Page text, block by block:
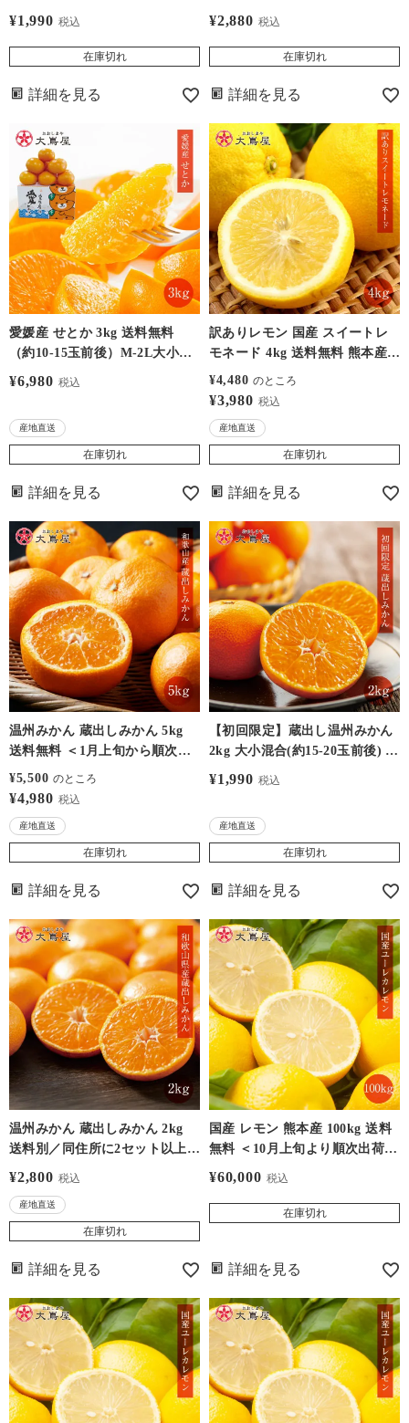
上で送料無料（ご自宅用 ご家庭
コが出てない物もあります）＜
荷＞ ※2箱で送料無料です。1配
文後、送料1,100円（沖縄および
離島は2,000円）を追加いたしま
す。
¥1,990 税込
在庫切れ
詳細を見る
に順次出荷＞ みかん デコポン
大田市場より直送 食品 グルメ
まや）
¥2,880 税込
在庫切れ
詳細を見る
愛媛産 せとか 3kg 送料無料
（約10-15玉前後）M-2L大小サ
イズ混合 ＜2月下旬より出荷予
や）
¥6,980 税込
産地直送
在庫切れ
詳細を見る
訳ありレモン 国産 スイートレ
モネード 4kg 送料無料 熊本産
＜1月上旬より順次出荷＞ ※
傷、ヤケなど有りの訳あり品で
レモン みかん 果物 柑橘 フルー
ツ 農家直送 産地直送 大嶌屋(お
¥4,480 のところ
¥3,980 税込
産地直送
在庫切れ
詳細を見る
温州みかん 蔵出しみかん 5kg
送料無料 ＜1月上旬から順次お
届け＞ 和歌山産 国産 ミカン 柑
橘 フルーツ 果物 大嶌屋（おお
¥5,500 のところ
¥4,980 税込
産地直送
在庫切れ
詳細を見る
【初回限定】蔵出し温州みかん
2kg 大小混合(約15-20玉前後) 同
一住所に2箱以上で送料無料 ＜1
場合はご注文後送料を追加いた
¥1,990 税込
産地直送
在庫切れ
詳細を見る
温州みかん 蔵出しみかん 2kg
送料別／同住所に2セット以上
で送料無料 ＜1月上旬から順次
柑橘 フルーツ 果物 大嶌屋（お
¥2,800 税込
産地直送
在庫切れ
詳細を見る
国産 レモン 熊本産 100kg 送料
無料 ＜10月上旬より順次出荷＞
ユーレカ れもん ノーワックス
屋（おおしまや）
¥60,000 税込
在庫切れ
詳細を見る